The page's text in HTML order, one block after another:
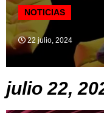
NOTICIAS
22 julio, 2024
julio 22,